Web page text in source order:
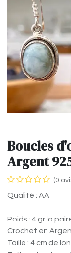
Boucles
Argent
(0
Qualité : AA
Poids : 4 gr la
Crochet en
Taille : 4 cm de